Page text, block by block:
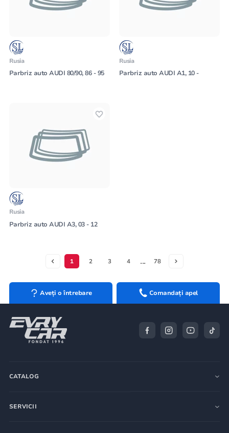
Rusia
Parbriz auto AUDI 80/90, 86 - 95
Rusia
Parbriz auto AUDI A1, 10 -
Rusia
Parbriz auto AUDI A3, 03 - 12
1 2 3 4 ... 78
Aveți o întrebare Comandați apel
CATALOG
SERVICII